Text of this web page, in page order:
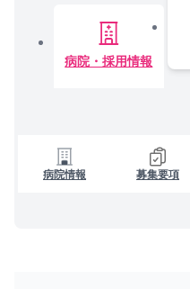
病院・採用情報
病院情報 募集要項